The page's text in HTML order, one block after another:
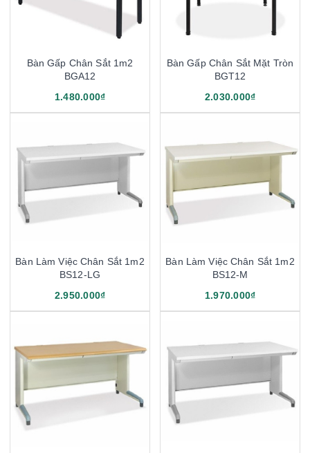
Bàn Gấp Chân Sắt 1m2
BGA12
1.480.000₫
Bàn Gấp Chân Sắt Mặt Tròn
BGT12
2.030.000₫
Bàn Làm Việc Chân Sắt 1m2
BS12-LG
2.950.000₫
Bàn Làm Việc Chân Sắt 1m2
BS12-M
1.970.000₫